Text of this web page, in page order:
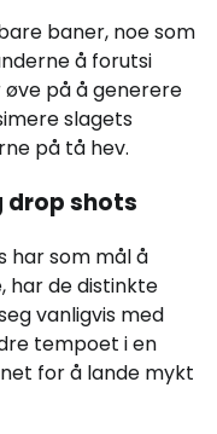
baner, noe som
å forutsi
øve på å generere
slagets
på tå hev.
drop shots
har som mål å
har de distinkte
vanligvis med
tempoet i en
for å lande mykt